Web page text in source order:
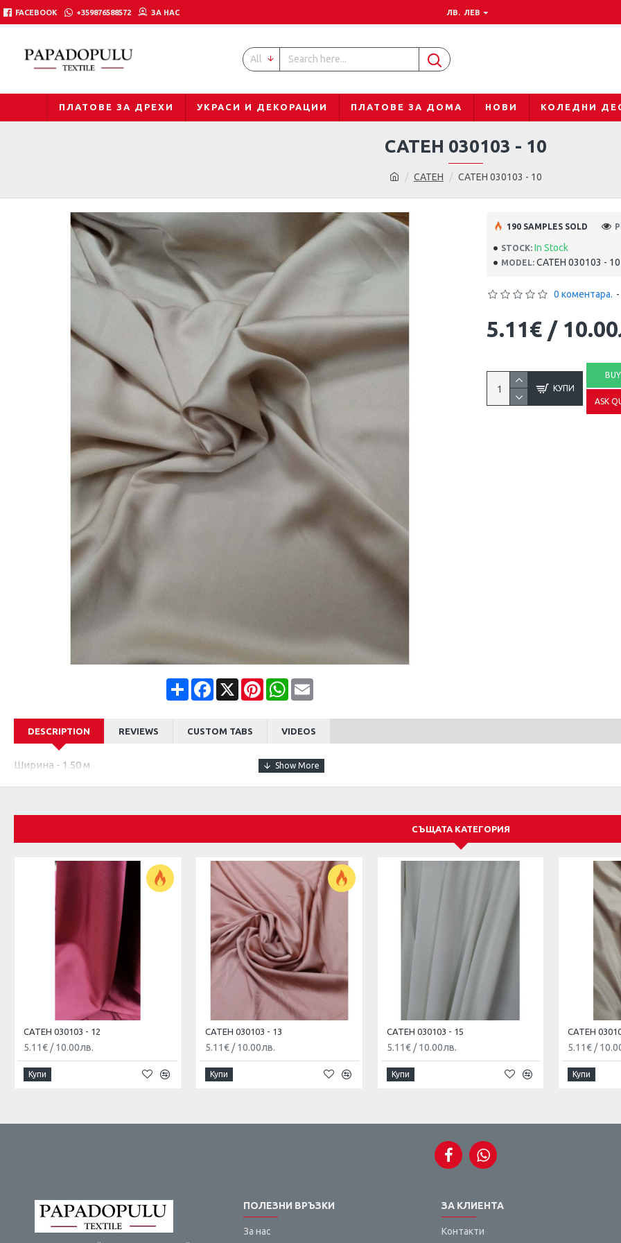
FACEBOOK +359876588572 ЗА НАС ЛВ. ЛЕВ
All
ПЛАТОВЕ ЗА ДРЕХИ УКРАСИ И ДЕКОРАЦИИ ПЛАТОВЕ ЗА ДОМА НОВИ КОЛЕДНИ
САТЕН САТЕН 030103 - 10
САТЕН 030103 - 10
ShareFacebook
X PinterestWhatsApp
Email
STOCK: In Stock
MODEL: САТЕН 030103 - 10
190 SAMPLES SOLD
0 коментара. -
5.11€ /
КУПИ
ASK
DESCRIPTION REVIEWS CUSTOM TABS VIDEOS
Ширина - 1.50 м
СЪЩАТА КАТЕГОРИЯ
САТЕН 030103 - 12
5.11€ /10.00лв.
Купи
САТЕН 030103 - 13
5.11€ /10.00лв.
Купи
САТЕН 030103 - 15
5.11€ /10.00лв.
Купи
САТЕН
5.11€ /
Купи
ПОЛЕЗНИ ВРЪЗКИ
За нас
ЗА КЛИЕНТА
Контакти